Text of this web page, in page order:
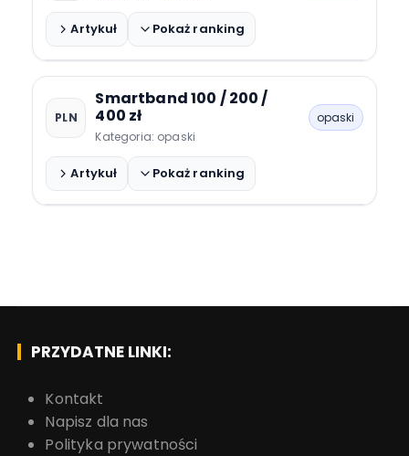
Artykuł Pokaż ranking
Garmin Forerunner 255
Huawei Watch 4
PLN
Smartband 100 / 200 /
400 zł
Kategoria: opaski
opaski
Artykuł Pokaż ranking
PRZYDATNE LINKI:
Kontakt
Napisz dla nas
Polityka prywatności